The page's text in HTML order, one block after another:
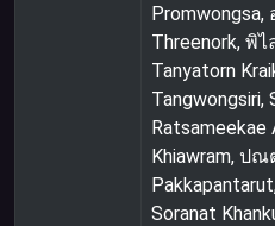
Threenork, พิ
Tanyatorn
Tangwongsiri,
Ratsameekae
Khiawram, ป
Soranat